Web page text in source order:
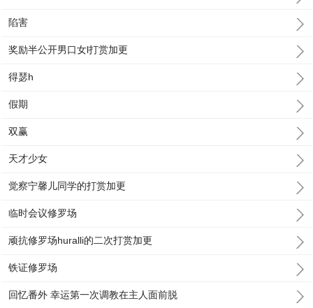
陷害
奖励半公开男口女l打赏加更
得瑟h
假期
双赢
天才少女
觉察宁馨儿同学的打赏加更
临时会议修罗场
顽抗修罗场huralli的二次打赏加更
铁证修罗场
回忆番外 幸运第一次调教在主人面前脱